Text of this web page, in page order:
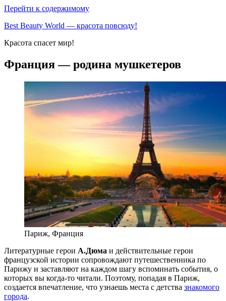
Перейти к содержимому
Best Beauty World — красота повсюду!
Красота спасет мир!
Франция — родина мушкетеров
Париж, Франция
Литературные герои А.Дюма и действительные герои
французской истории сопровождают путешественника по
Парижу и заставляют на каждом шагу вспоминать события, о
которых вы когда-то читали. Поэтому, попадая в Париж,
создается впечатление, что узнаешь места с детства знакомого
города.